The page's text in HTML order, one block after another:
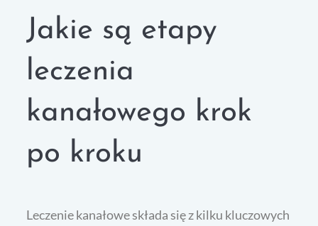
Jakie są etapy
leczenia
kanałowego krok
po kroku
Leczenie kanałowe składa się z kilku kluczowych